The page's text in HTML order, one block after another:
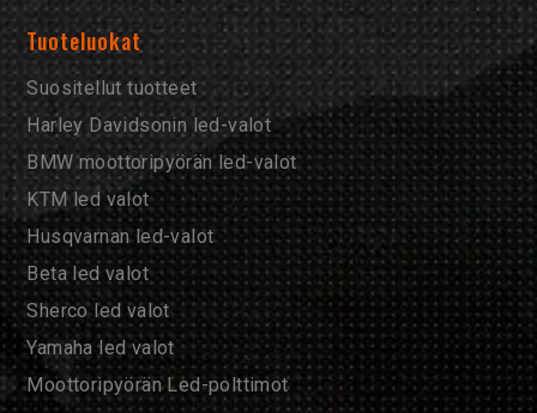
Tuoteluokat
Suositellut tuotteet
Harley Davidsonin led-valot
BMW moottoripyörän led-valot
KTM led valot
Husqvarnan led-valot
Beta led valot
Sherco led valot
Yamaha led valot
Moottoripyörän Led-polttimot